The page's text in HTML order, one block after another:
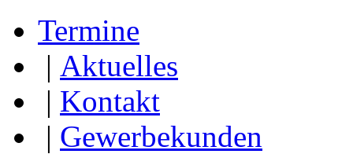
Termine
| Aktuelles
| Kontakt
| Gewerbekunden